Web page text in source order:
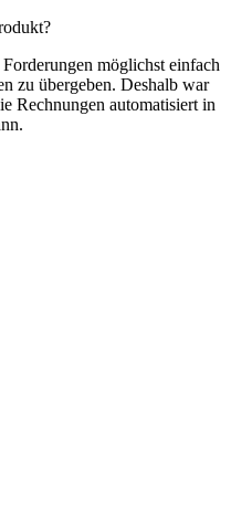
möglichst einfach
zu übergeben. Deshalb war
Rechnungen automatisiert in